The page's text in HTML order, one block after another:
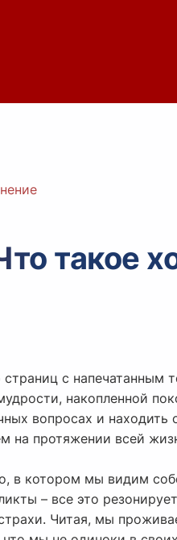
такое
страниц с
накопленной
вопросах и
на протяжении всей
в котором мы видим
– все это
Читая, мы